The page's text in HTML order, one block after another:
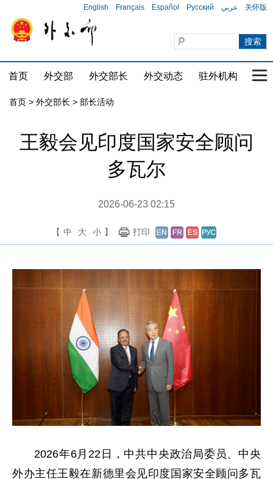
English Français Español Русский عربي 关怀版
首页 外交部 外交部长 外交动态 驻外机构 国
首页 > 外交部长 > 部长活动
王毅会见印度国家安全顾问
多瓦尔
2026-06-23 02:15
【 中 大 小 】 打印
2026年6月22日，中共中央政治局委员、中央
外办主任王毅在新德里会见印度国家安全顾问多瓦